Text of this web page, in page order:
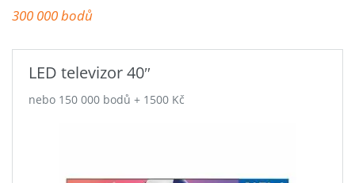
300 000 bodů
LED televizor 40″
nebo 150 000 bodů + 1500 Kč